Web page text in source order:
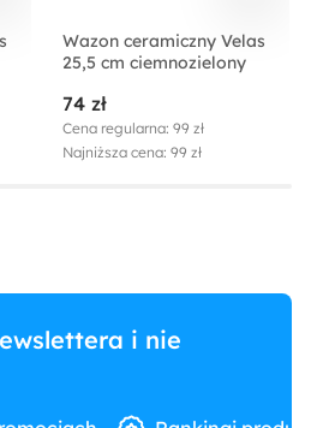
Wazon ceramiczny Velas
25,5 cm ciemnozielony
74 zł
Cena regularna: 99 zł
Najniższa cena: 99 zł
i nie